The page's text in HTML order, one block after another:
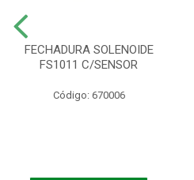
FECHADURA SOLENOIDE
FS1011 C/SENSOR
Código: 670006